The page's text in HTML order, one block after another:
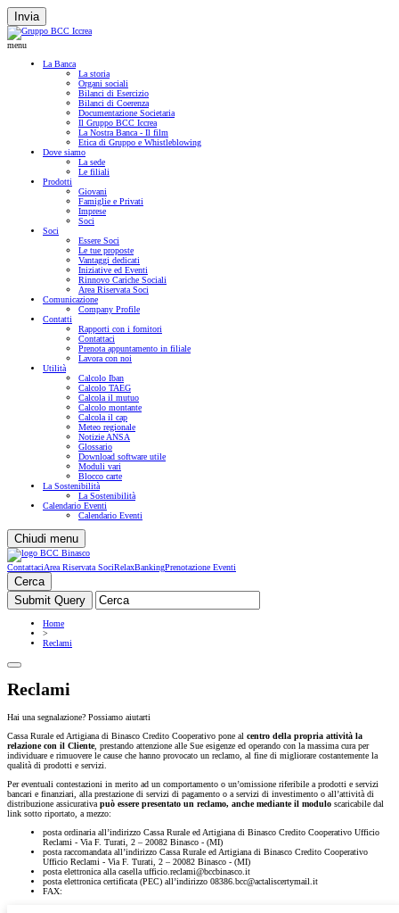
Invia
menu
La Banca
La storia
Organi sociali
Bilanci di Esercizio
Bilanci di Coerenza
Documentazione Societaria
Il Gruppo BCC Iccrea
La Nostra Banca - Il film
Etica di Gruppo e Whistleblowing
Dove siamo
La sede
Le filiali
Prodotti
Giovani
Famiglie e Privati
Imprese
Soci
Soci
Essere Soci
Le tue proposte
Vantaggi dedicati
Iniziative ed Eventi
Rinnovo Cariche Sociali
Area Riservata Soci
Comunicazione
Company Profile
Contatti
Rapporti con i fornitori
Contattaci
Prenota appuntamento in filiale
Lavora con noi
Utilità
Calcolo Iban
Calcolo TAEG
Calcola il mutuo
Calcolo montante
Calcola il cap
Meteo regionale
Notizie ANSA
Glossario
Download software utile
Moduli vari
Blocco carte
La Sostenibilità
La Sostenibilità
Calendario Eventi
Calendario Eventi
Chiudi menu
ContattaciArea Riservata SociRelaxBankingPrenotazione Eventi
Cerca
Home
>
Reclami
Reclami
Hai una segnalazione? Possiamo aiutarti
Cassa Rurale ed Artigiana di Binasco Credito Cooperativo pone al centro della propria attività la
relazione con il Cliente, prestando attenzione alle Sue esigenze ed operando con la massima cura per
individuare e rimuovere le cause che hanno provocato un reclamo, al fine di migliorare costantemente la
qualità di prodotti e servizi.
Per eventuali contestazioni in merito ad un comportamento o un’omissione riferibile a prodotti e servizi
bancari e finanziari, alla prestazione di servizi di pagamento o a servizi di investimento o all’attività di
distribuzione assicurativa può essere presentato un reclamo, anche mediante il modulo scaricabile dal
link sotto riportato, a mezzo:
posta ordinaria all’indirizzo Cassa Rurale ed Artigiana di Binasco Credito Cooperativo Ufficio
Reclami - Via F. Turati, 2 – 20082 Binasco - (MI)
posta raccomandata all’indirizzo Cassa Rurale ed Artigiana di Binasco Credito Cooperativo
Ufficio Reclami - Via F. Turati, 2 – 20082 Binasco - (MI)
posta elettronica alla casella ufficio.reclami@bccbinasco.it
posta elettronica certificata (PEC) all’indirizzo 08386.bcc@actaliscertymail.it
FAX: